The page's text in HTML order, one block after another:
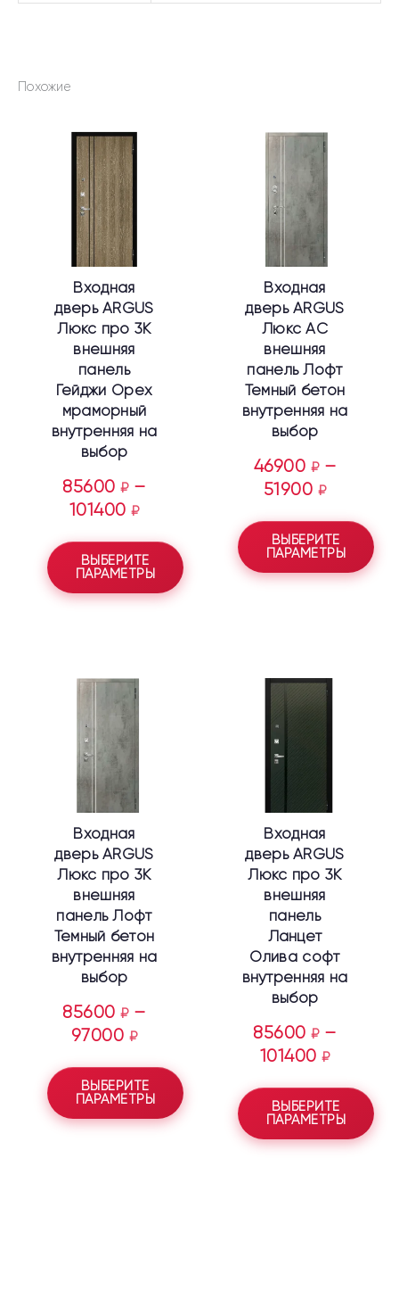
Похожие
Входная
дверь ARGUS
Люкс про 3К
внешняя
панель
Гейджи Орех
мраморный
внутренняя на
выбор
85600₽ –
101400 ₽
ВЫБЕРИТЕ
ПАРАМЕТРЫ
товар
имеет
несколько
вариаций.
Опции
можно
выбрать
на
странице
товара.
Входная
дверь ARGUS
Люкс АС
внешняя
панель Лофт
Темный бетон
внутренняя на
выбор
46900 ₽ –
51900 ₽
ВЫБЕРИТЕ
ПАРАМЕТРЫ
товар
имеет
несколько
вариаций.
Опции
можно
выбрать
на
странице
товара.
Входная
дверь ARGUS
Люкс про 3К
внешняя
панель Лофт
Темный бетон
внутренняя на
выбор
85600₽ –
97000 ₽
ВЫБЕРИТЕ
ПАРАМЕТРЫ
товар
имеет
несколько
вариаций.
Опции
можно
выбрать
на
странице
товара.
Входная
дверь ARGUS
Люкс про 3К
внешняя
панель
Ланцет
Олива софт
внутренняя на
выбор
85600₽ –
101400 ₽
ВЫБЕРИТЕ
ПАРАМЕТРЫ
товар
имеет
выбрать
на
странице
товара.